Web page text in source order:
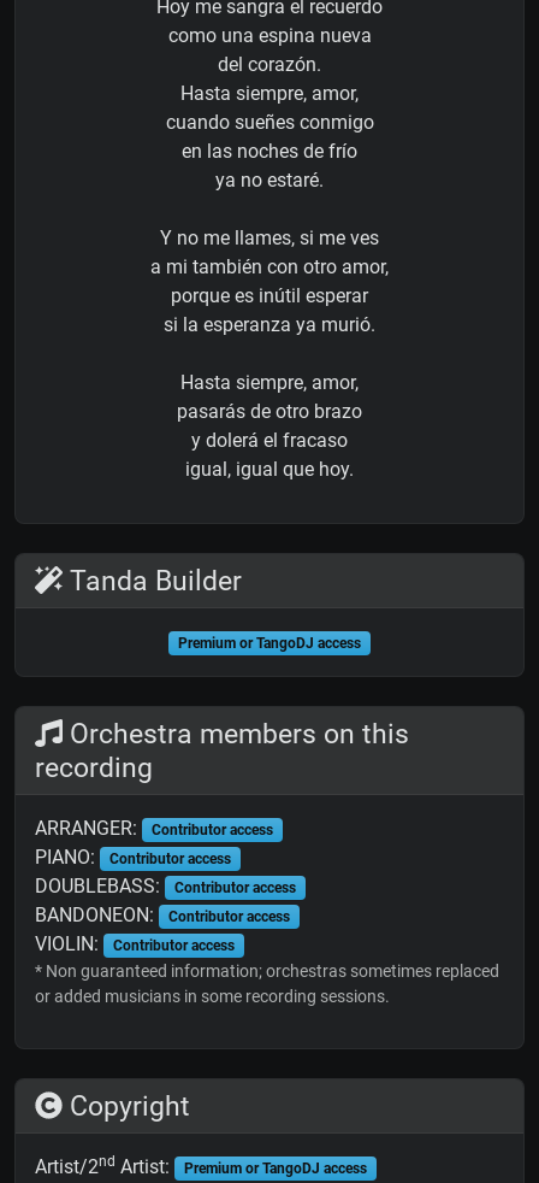
Hoy me sangra el recuerdo
como una espina nueva
del corazón.
Hasta siempre, amor,
cuando sueñes conmigo
en las noches de frío
ya no estaré.
Y no me llames, si me ves
a mi también con otro amor,
porque es inútil esperar
si la esperanza ya murió.
Hasta siempre, amor,
pasarás de otro brazo
y dolerá el fracaso
igual, igual que hoy.
Tanda Builder
Premium or TangoDJ access
Orchestra members on this
recording
ARRANGER: Contributor access
PIANO: Contributor access
DOUBLEBASS: Contributor access
BANDONEON: Contributor access
VIOLIN: Contributor access
* Non guaranteed information; orchestras sometimes replaced
or added musicians in some recording sessions.
Copyright
Artist/2nd Artist: Premium or TangoDJ access